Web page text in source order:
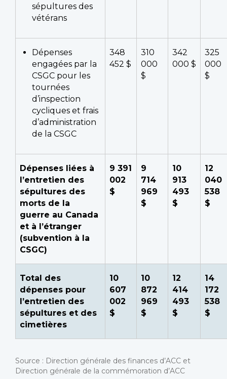
sépultures des
vétérans
Dépenses
engagées par la
CSGC pour les
tournées
d’inspection
cycliques et frais
d’administration
de la CSGC
348
452 $
310
000
$
342
000 $
325
000
$
Dépenses liées à
l’entretien des
sépultures des
morts de la
guerre au Canada
et à l’étranger
(subvention à la
CSGC)
9 391
002
$
9
714
969
$
10
913
493
$
12
040
538
$
Total des
dépenses pour
l’entretien des
sépultures et des
cimetières
10
607
002
$
10
872
969
$
12
414
493
$
14
172
538
$
Source : Direction générale des finances d’ACC et
Direction générale de la commémoration d’ACC